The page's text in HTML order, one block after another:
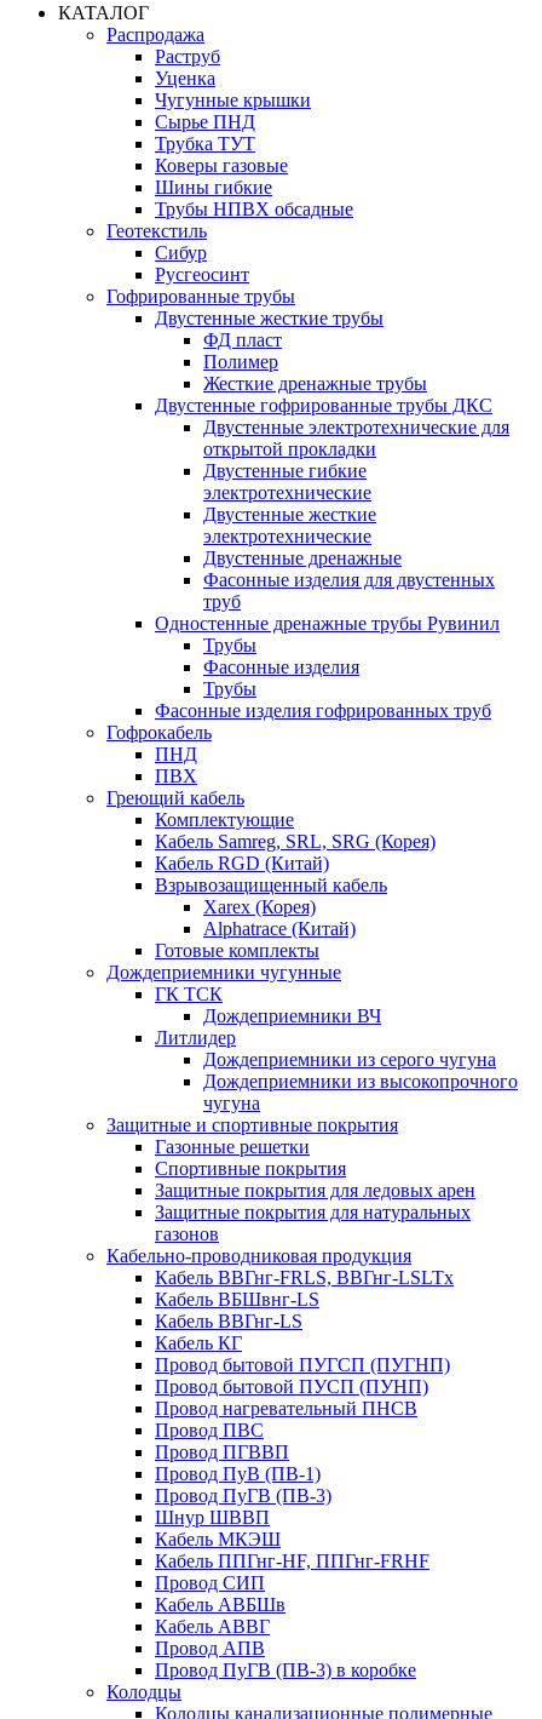
КАТАЛОГ
Распродажа
Раструб
Уценка
Чугунные крышки
Сырье ПНД
Трубка ТУТ
Коверы газовые
Шины гибкие
Трубы НПВХ обсадные
Геотекстиль
Сибур
Русгеосинт
Гофрированные трубы
Двустенные жесткие трубы
ФД пласт
Полимер
Жесткие дренажные трубы
Двустенные гофрированные трубы ДКС
Двустенные электротехнические для
открытой прокладки
Двустенные гибкие
электротехнические
Двустенные жесткие
электротехнические
Двустенные дренажные
Фасонные изделия для двустенных
труб
Одностенные дренажные трубы Рувинил
Трубы
Фасонные изделия
Трубы
Фасонные изделия гофрированных труб
Гофрокабель
ПНД
ПВХ
Греющий кабель
Комплектующие
Кабель Samreg, SRL, SRG (Корея)
Кабель RGD (Китай)
Взрывозащищенный кабель
Xarex (Корея)
Alphatrace (Китай)
Готовые комплекты
Дождеприемники чугунные
ГК ТСК
Дождеприемники ВЧ
Литлидер
Дождеприемники из серого чугуна
Дождеприемники из высокопрочного
чугуна
Защитные и спортивные покрытия
Газонные решетки
Спортивные покрытия
Защитные покрытия для ледовых арен
Защитные покрытия для натуральных
газонов
Кабельно-проводниковая продукция
Кабель ВВГнг-FRLS, ВВГнг-LSLTx
Кабель ВБШвнг-LS
Кабель ВВГнг-LS
Кабель КГ
Провод бытовой ПУГСП (ПУГНП)
Провод бытовой ПУСП (ПУНП)
Провод нагревательный ПНСВ
Провод ПВС
Провод ПГВВП
Провод ПуВ (ПВ-1)
Провод ПуГВ (ПВ-3)
Шнур ШВВП
Кабель МКЭШ
Кабель ППГнг-HF, ППГнг-FRHF
Провод СИП
Кабель АВБШв
Кабель АВВГ
Провод АПВ
Провод ПуГВ (ПВ-3) в коробке
Колодцы
Колодцы канализационные полимерные